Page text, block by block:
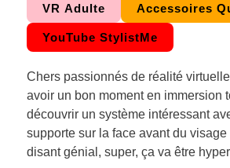
VR Adulte Accessoires
YouTube StylistMe
Chers passionnés de réalité
avoir un bon moment en immersion
découvrir un système intéressant
supporte sur la face avant du
disant génial, super, ça va être